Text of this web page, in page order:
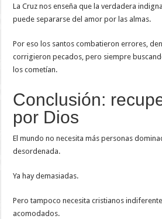
La Cruz nos enseña que la verdadera
puede separarse del amor por las almas.
Por eso los santos combatieron errores,
corrigieron pecados, pero siempre
los cometían.
Conclusión:
por Dios
El mundo no necesita más personas
desordenada.
Ya hay demasiadas.
Pero tampoco necesita cristianos
acomodados.